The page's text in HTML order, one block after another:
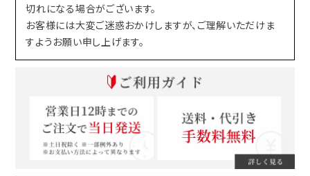
切れになる場合がございます。
お客様には大変ご迷惑おかけしますが、ご理解いただけま
すようお願い申し上げます。